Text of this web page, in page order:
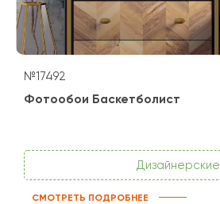
№17492
Фотообои Баскетболист
Дизайнерские
СМОТРЕТЬ ПОДРОБНЕЕ